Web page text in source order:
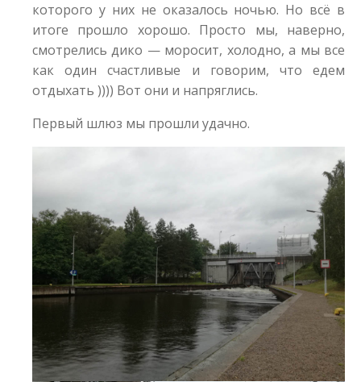
которого у них не оказалось ночью. Но всё в
итоге прошло хорошо. Просто мы, наверно,
смотрелись дико — моросит, холодно, а мы все
как один счастливые и говорим, что едем
отдыхать )))) Вот они и напряглись.
Первый шлюз мы прошли удачно.